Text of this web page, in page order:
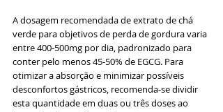
A dosagem recomendada de extrato de chá
verde para objetivos de perda de gordura varia
entre 400-500mg por dia, padronizado para
conter pelo menos 45-50% de EGCG. Para
otimizar a absorção e minimizar possíveis
desconfortos gástricos, recomenda-se dividir
esta quantidade em duas ou três doses ao